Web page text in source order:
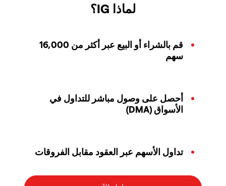
لماذا IG؟
قم بالشراء أو البيع عبر أكثر من 16,000
سهم
أحصل على وصول مباشر للتداول في
الأسواق (DMA)
تداول الأسهم عبر العقود مقابل الفروقات